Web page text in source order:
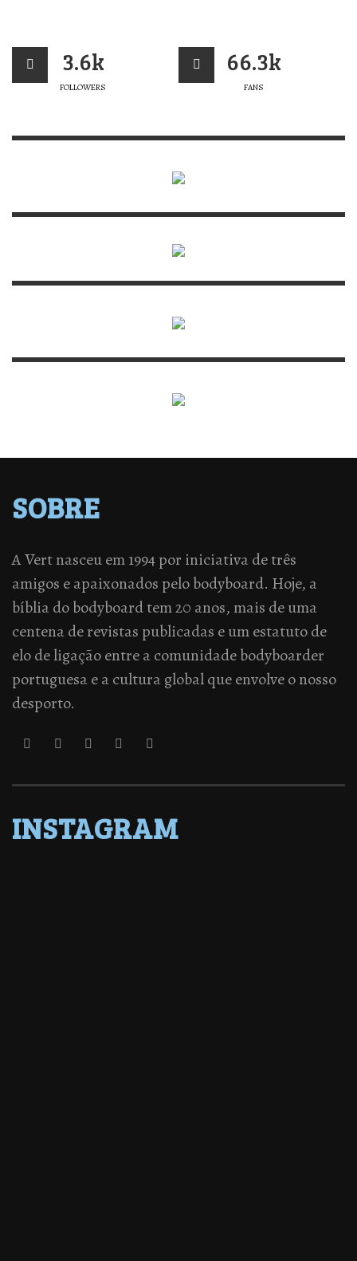
3.6k
FOLLOWERS
66.3k
FANS
SOBRE
A Vert nasceu em 1994 por iniciativa de três
amigos e apaixonados pelo bodyboard. Hoje, a
bíblia do bodyboard tem 20 anos, mais de uma
centena de revistas publicadas e um estatuto de
elo de ligação entre a comunidade bodyboarder
portuguesa e a cultura global que envolve o nosso
desporto.
INSTAGRAM